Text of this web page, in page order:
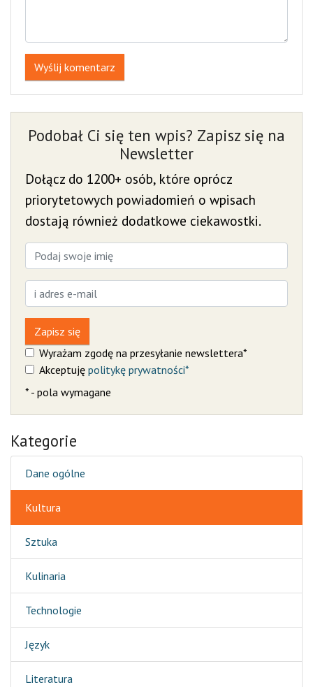
Wyślij komentarz
Podobał Ci się ten wpis? Zapisz się na
Newsletter
Dołącz do 1200+ osób, które oprócz
priorytetowych powiadomień o wpisach
dostają również dodatkowe ciekawostki.
Zapisz się
Wyrażam zgodę na przesyłanie newslettera*
Akceptuję politykę prywatności*
* - pola wymagane
Kategorie
Dane ogólne
Kultura
Sztuka
Kulinaria
Technologie
Język
Literatura